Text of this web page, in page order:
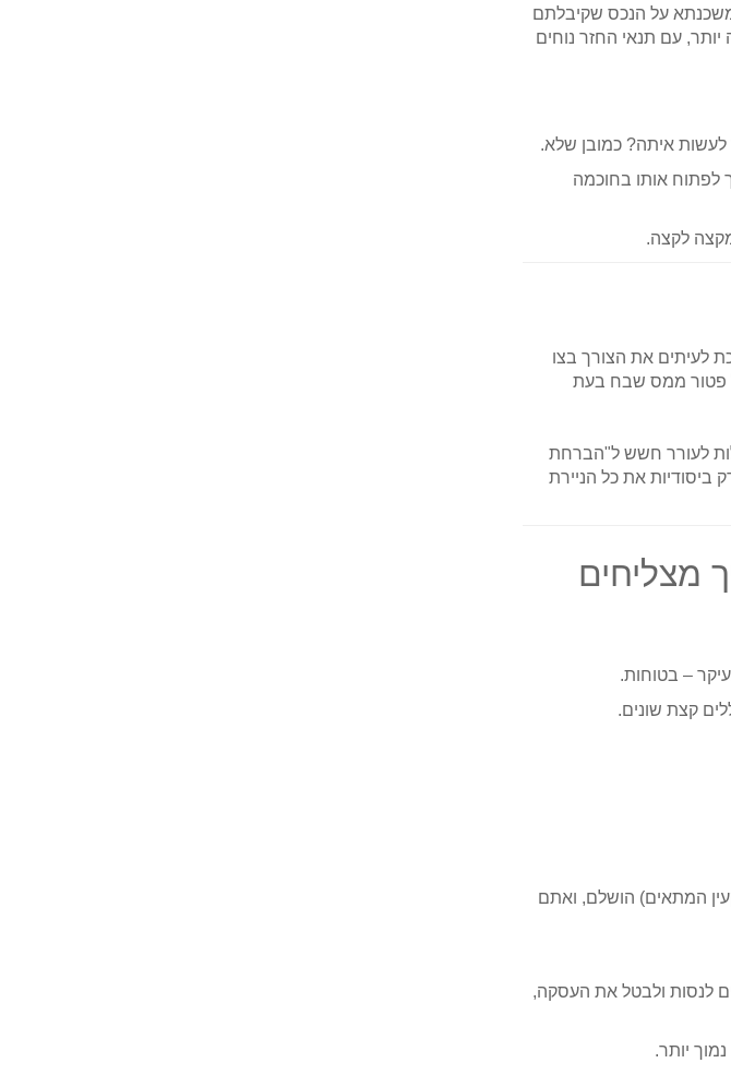
משכנתא על הנכס שקיבלתם
עם תנאי החזר נוחים
איתה? כמובן שלא.
לפתוח אותו בחוכמה
לקצה.
לעיתים את הצורך בצו
פטור ממס שבח בעת
לעורר חשש ל"הברחת
ביסודיות את כל הניירת
מצליחים
– בטוחות.
קצת שונים.
המתאים) הושלם, ואתם
לנסות ולבטל את העסקה,
יותר.